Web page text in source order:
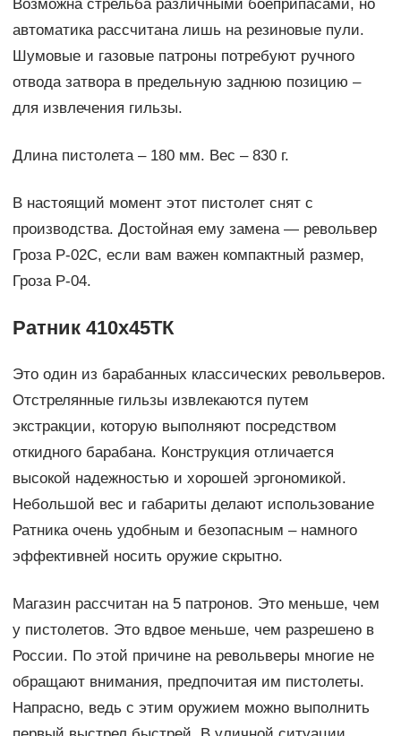
Возможна стрельба различными боеприпасами, но
автоматика рассчитана лишь на резиновые пули.
Шумовые и газовые патроны потребуют ручного
отвода затвора в предельную заднюю позицию –
для извлечения гильзы.
Длина пистолета – 180 мм. Вес – 830 г.
В настоящий момент этот пистолет снят с
производства. Достойная ему замена — револьвер
Гроза Р-02С, если вам важен компактный размер,
Гроза Р-04.
Ратник 410х45ТК
Это один из барабанных классических револьверов.
Отстрелянные гильзы извлекаются путем
экстракции, которую выполняют посредством
откидного барабана. Конструкция отличается
высокой надежностью и хорошей эргономикой.
Небольшой вес и габариты делают использование
Ратника очень удобным и безопасным – намного
эффективней носить оружие скрытно.
Магазин рассчитан на 5 патронов. Это меньше, чем
у пистолетов. Это вдвое меньше, чем разрешено в
России. По этой причине на револьверы многие не
обращают внимания, предпочитая им пистолеты.
Напрасно, ведь с этим оружием можно выполнить